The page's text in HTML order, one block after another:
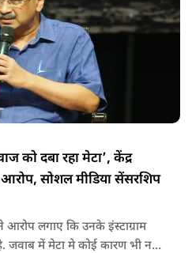
को दबा रहा मेटा’, केंद्र
सोशल मीडिया सेंसरशिप
लगाए कि उनके इंस्टाग्राम
जवाब में मेटा मे कोई कारण भी नहीं